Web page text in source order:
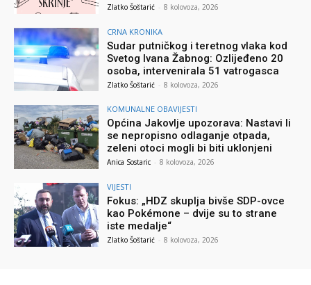
Zlatko Šoštarić - 8 kolovoza, 2026
CRNA KRONIKA
Sudar putničkog i teretnog vlaka kod
Svetog Ivana Žabnog: Ozlijeđeno 20
osoba, intervenirala 51 vatrogasca
Zlatko Šoštarić - 8 kolovoza, 2026
KOMUNALNE OBAVIJESTI
Općina Jakovlje upozorava: Nastavi li
se nepropisno odlaganje otpada,
zeleni otoci mogli bi biti uklonjeni
Anica Sostaric - 8 kolovoza, 2026
VIJESTI
Fokus: „HDZ skuplja bivše SDP-ovce
kao Pokémone – dvije su to strane
iste medalje“
Zlatko Šoštarić - 8 kolovoza, 2026